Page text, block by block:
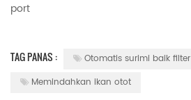
port
TAG PANAS :
Otomatis surimi baik filter
Memindahkan ikan otot